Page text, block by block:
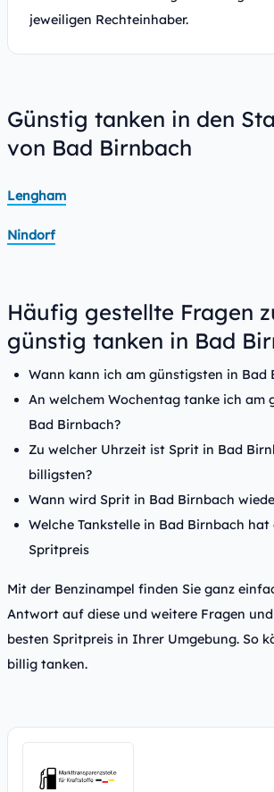
jeweiligen Rechteinhaber.
Günstig tanken in den
von Bad Birnbach
Lengham
Nindorf
Häufig gestellte Fragen
günstig tanken in Bad
Wann kann ich am günstigsten in Bad
An welchem Wochentag tanke ich am
Bad Birnbach?
Zu welcher Uhrzeit ist Sprit in Bad
billigsten?
Wann wird Sprit in Bad Birnbach
Welche Tankstelle in Bad Birnbach hat
Spritpreis
Mit der Benzinampel finden Sie ganz
Antwort auf diese und weitere Fragen
besten Spritpreis in Ihrer Umgebung. So
billig tanken.